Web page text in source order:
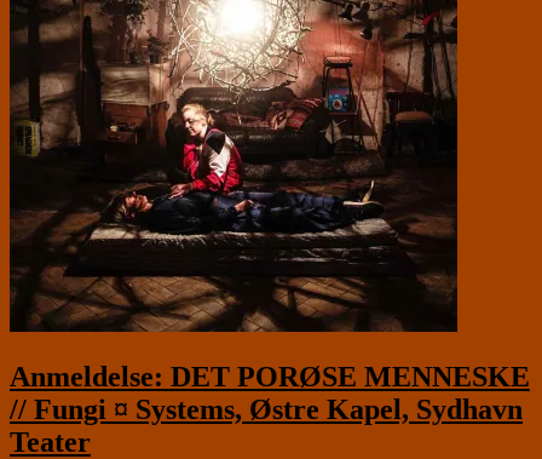
Anmeldelse: DET PORØSE MENNESKE
// Fungi ¤ Systems, Østre Kapel, Sydhavn
Teater